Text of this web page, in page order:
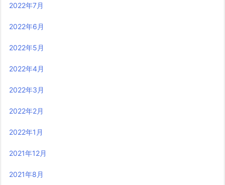
2022年7月
2022年6月
2022年5月
2022年4月
2022年3月
2022年2月
2022年1月
2021年12月
2021年8月